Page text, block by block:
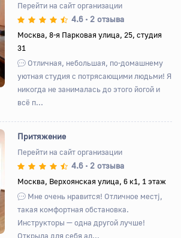
Вперед
Перейти на сайт организации
4.6 • 2 отзыва
Москва, 8-я Парковая улица, 25, студия
31
Отличная, небольшая, по-домашнему
уютная студия с потрясающими людьми! Я
никогда не занималась до этого йогой и
всё п...
Вперед
Притяжение
Перейти на сайт организации
4.6 • 2 отзыва
Москва, Верхоянская улица, 6 к1, 1 этаж
Мне очень нравится! Отличное местj,
такая комфортная обстановка.
Инструкторы — одна другой лучше!
Открыла для себя ал...